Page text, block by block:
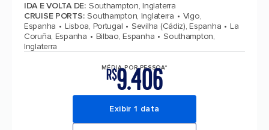
IDA E VOLTA DE: Southampton, Inglaterra
CRUISE PORTS: Southampton, Inglaterra
Vigo,
Espanha
Lisboa, Portugal Sevilha (Cádiz), Espanha
La
Coruña, Espanha
Bilbao, Espanha
Southampton,
Inglaterra
MÉDIA POR PESSOA*
R$9.406
Exibir 1 data